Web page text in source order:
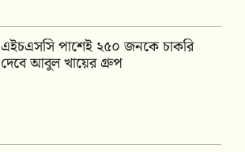
এইচএসসি পাশেই ২৫০ জনকে চাকরি
দেবে আবুল খায়ের গ্রুপ